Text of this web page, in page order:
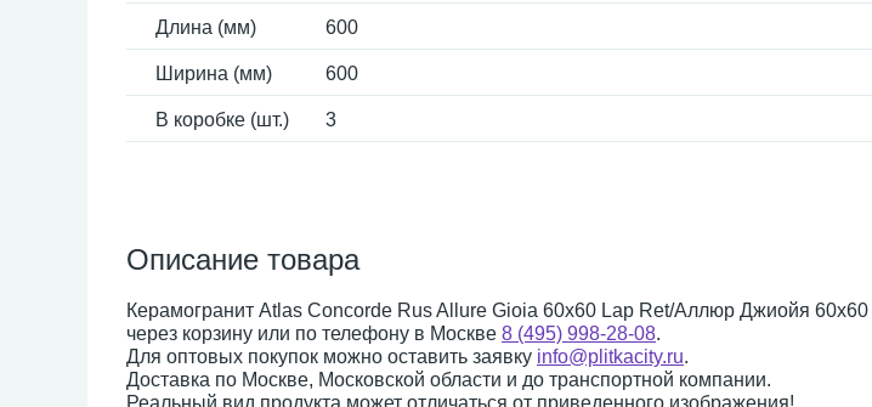
Длина (мм) 600
Ширина (мм) 600
В коробке (шт.) 3
Описание товара
Керамогранит Atlas Concorde Rus Allure Gioia 60x60 Lap Ret/Аллюр Джиойя 60x60
через корзину или по телефону в Москве 8 (495) 998-28-08.
Для оптовых покупок можно оставить заявку info@plitkacity.ru.
Доставка по Москве, Московской области и до транспортной компании.
Реальный вид продукта может отличаться от приведенного изображения!